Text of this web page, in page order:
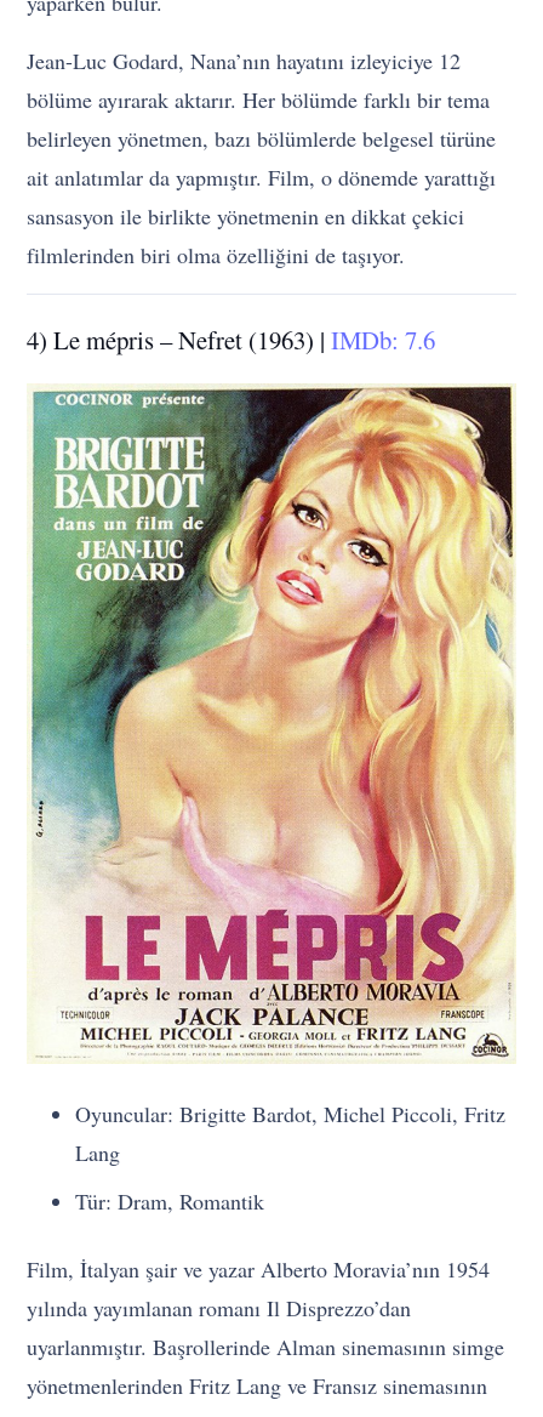
Jean-Luc Godard, Nana’nın hayatını izleyiciye 12
bölüme ayırarak aktarır. Her bölümde farklı bir tema
belirleyen yönetmen, bazı bölümlerde belgesel türüne
ait anlatımlar da yapmıştır. Film, o dönemde yarattığı
sansasyon ile birlikte yönetmenin en dikkat çekici
filmlerinden biri olma özelliğini de taşıyor.
4) Le mépris – Nefret (1963) |IMDb: 7.6
Oyuncular: Brigitte Bardot, Michel Piccoli, Fritz
Lang
Tür: Dram, Romantik
Film, İtalyan şair ve yazar Alberto Moravia’nın 1954
yılında yayımlanan romanı Il Disprezzo’dan
uyarlanmıştır. Başrollerinde Alman sinemasının simge
yönetmenlerinden Fritz Lang ve Fransız sinemasının